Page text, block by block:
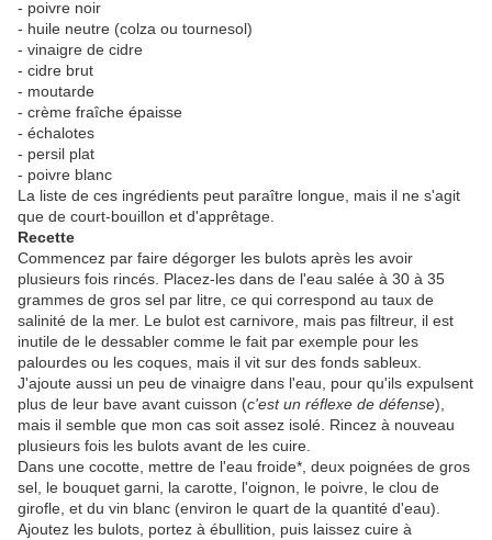
- poivre noir
- huile neutre (colza ou tournesol)
- vinaigre de cidre
- cidre brut
- moutarde
- crème fraîche épaisse
- échalotes
- persil plat
- poivre blanc
La liste de ces ingrédients peut paraître longue, mais il ne s'agit
que de court-bouillon et d'apprêtage.
Recette
Commencez par faire dégorger les bulots après les avoir
plusieurs fois rincés. Placez-les dans de l'eau salée à 30 à 35
grammes de gros sel par litre, ce qui correspond au taux de
salinité de la mer. Le bulot est carnivore, mais pas filtreur, il est
inutile de le dessabler comme le fait par exemple pour les
palourdes ou les coques, mais il vit sur des fonds sableux.
J'ajoute aussi un peu de vinaigre dans l'eau, pour qu'ils expulsent
plus de leur bave avant cuisson (c'est un réflexe de défense),
mais il semble que mon cas soit assez isolé. Rincez à nouveau
plusieurs fois les bulots avant de les cuire.
Dans une cocotte, mettre de l'eau froide*, deux poignées de gros
sel, le bouquet garni, la carotte, l'oignon, le poivre, le clou de
girofle, et du vin blanc (environ le quart de la quantité d'eau).
Ajoutez les bulots, portez à ébullition, puis laissez cuire à